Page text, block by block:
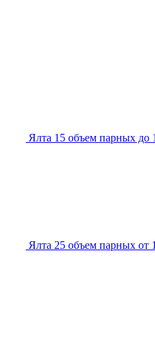
Ялта 15 объем парных до
Ялта 25 объем парных от